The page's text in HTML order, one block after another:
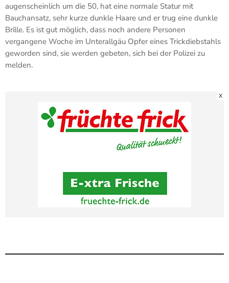
augenscheinlich um die 50, hat eine normale Statur mit
Bauchansatz, sehr kurze dunkle Haare und er trug eine dunkle
Brille. Es ist gut möglich, dass noch andere Personen
vergangene Woche im Unterallgäu Opfer eines Trickdiebstahls
geworden sind, sie werden gebeten, sich bei der Polizei zu
melden.
X